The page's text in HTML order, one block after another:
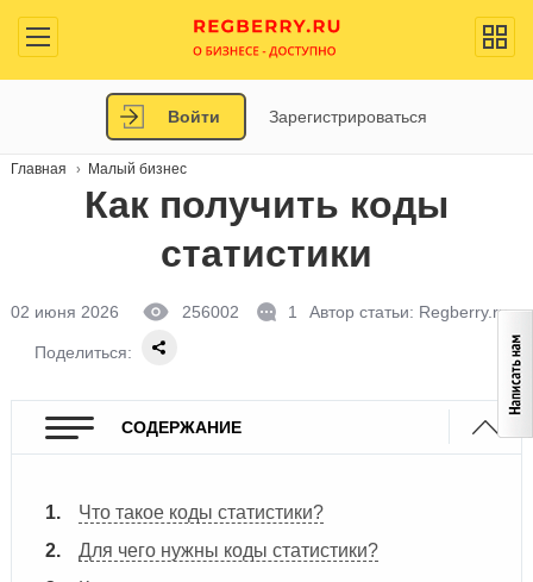
Войти Зарегистрироваться
Главная Малый бизнес
Как получить коды
статистики
02 июня 2026 256002 1 Автор статьи: Regberry.ru
Поделиться:
СОДЕРЖАНИЕ
Что такое коды статистики?
Для чего нужны коды статистики?